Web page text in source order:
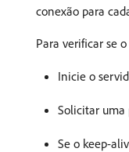
conexão para
Para verificar se
Inicie o
Solicitar uma
Se o keep-